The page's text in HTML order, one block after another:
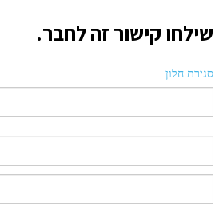
שילחו קישור זה לחבר.
סגירת חלון